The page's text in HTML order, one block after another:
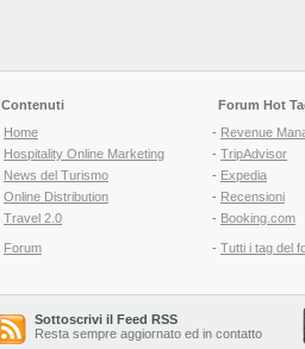
Contenuti
Home
Hospitality Online Marketing
News del Turismo
Online Distribution
Travel 2.0
Forum
Forum Hot
- Revenue
- TripAdvisor
- Expedia
- Recensioni
- Booking.com
- Tutti i tag del
Sottoscrivi il Feed RSS
Resta sempre aggiornato ed in contatto